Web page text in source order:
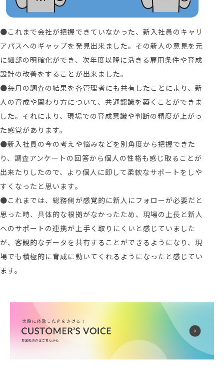
●これまで会社が把握できていなかった、新入社員のキャリ
アパスへのギャップを発見出来ました。その新人の意見を元
に細部の明確化ができ、次年度以降に活きる雇用条件や育成
設計の改善をすることが出来ました。
●毎月の調査の結果を各管理者にも共有したことにより、新
人の育成や関わり方について、共通認識を築くことができま
した。それにより、現場での育成意識や判断の精度が上がっ
た感覚があります。
●新入社員の今の考えや悩みなどを別角度から把握できた
り、調査アンケートの回答から個人の性格も感じ取ることが
出来たりしたので、より個人に即して柔軟なサポートをしや
すくなったと思います。
●これまでは、総務側が感覚的に新人にフォローが必要だと
思った時、具体的な根拠がなかったため、現場の上長と新人
へのサポートの連携が上手く取りにくいと感じていました
が、客観的なデータを共有することができるようになり、現
場でも積極的に育成に動いてくれるようになったと感じてい
ます。